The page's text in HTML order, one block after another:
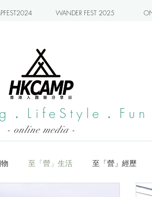
WANDER FEST 2025
．LifeStyle．Fun
- online media -
至「營」生活 至「營」經歷